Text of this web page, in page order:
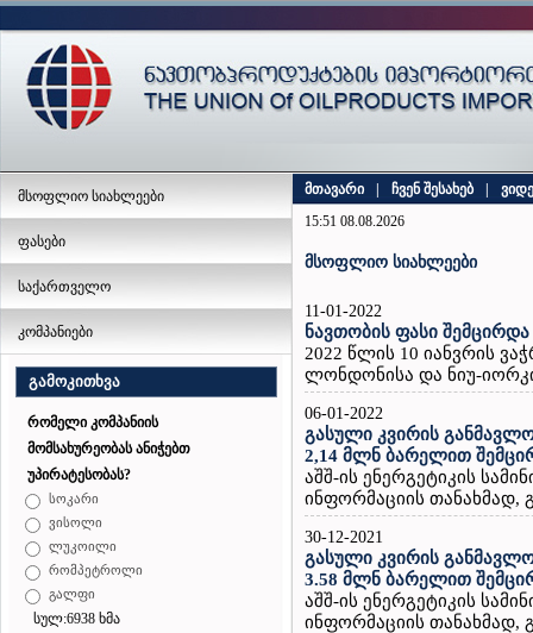
მსოფლიო სიახლეები
ფასები
საქართველო
კომპანიები
გამოკითხვა
რომელი კომპანიის
მომსახურეობას ანიჭებთ
უპირატესობას?
სოკარი
ვისოლი
ლუკოილი
რომპეტროლი
გალფი
სულ:6938 ხმა
მთავარი ჩვენ შესახებ
15:51 08.08.2026
მსოფლიო სიახლეები
11-01-2022
ნავთობის ფასი შემცირდა
2022 წლის 10 იანვრის
ლონდონისა და ნიუ-
06-01-2022
გასული კვირის
2,14 მლნ ბარელით
აშშ-ის ენერგეტიკის
ინფორმაციის თანახმად,
30-12-2021
გასული კვირის
3.58 მლნ ბარელით
აშშ-ის ენერგეტიკის
ინფორმაციის თანახმად,